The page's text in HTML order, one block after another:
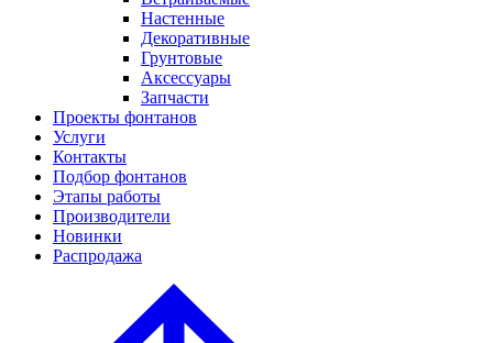
Настенные
Декоративные
Грунтовые
Аксессуары
Запчасти
Проекты фонтанов
Услуги
Контакты
Подбор фонтанов
Этапы работы
Производители
Новинки
Распродажа